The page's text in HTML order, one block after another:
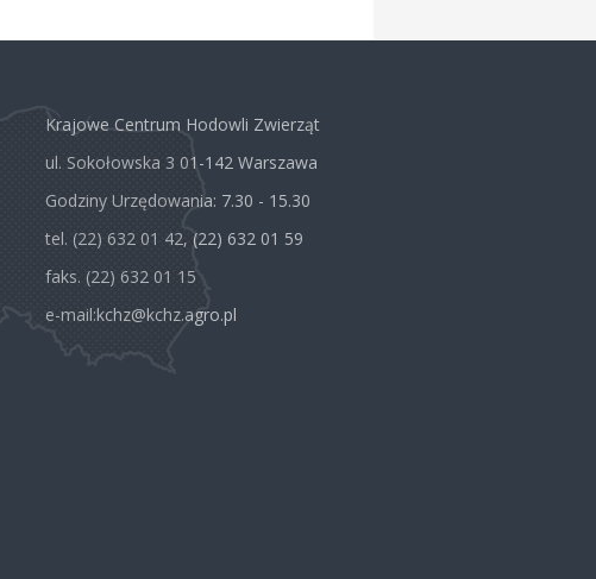
Krajowe Centrum Hodowli Zwierząt
ul. Sokołowska 3 01-142 Warszawa
Godziny Urzędowania: 7.30 - 15.30
tel. (22) 632 01 42, (22) 632 01 59
faks. (22) 632 01 15
e-mail:kchz@kchz.agro.pl